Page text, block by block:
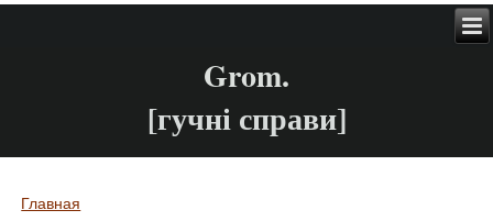
Grom.
[гучні справи]
Главная